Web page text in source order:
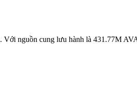
. Với nguồn cung lưu hành là 431.77M